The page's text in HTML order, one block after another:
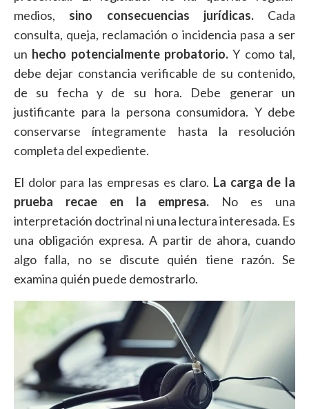
medios, sino consecuencias jurídicas.Cada
consulta, queja, reclamación o incidencia pasa a ser
un hecho potencialmente probatorio. Y como tal,
debe dejar constancia verificable de su contenido,
de su fecha y de su hora. Debe generar un
justificante para la persona consumidora. Y debe
conservarse íntegramente hasta la resolución
completa del expediente.
El dolor para las empresas es claro. La carga de la
prueba recae en la empresa. No es una
interpretación doctrinal ni una lectura interesada. Es
una obligación expresa. A partir de ahora, cuando
algo falla, no se discute quién tiene razón. Se
examina quién puede demostrarlo.